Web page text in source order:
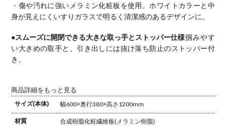
・傷や汚れに強いメラミン化粧板を使用。ホワイトカラーと中
身が見えにくいすりガラスで明るく清潔感のあるデザインに。
●スムーズに開閉できる大きな取っ手とストッパー仕様掴みやす
い大きめの取手と、引き出しには抜け落ち防止のストッパー付
き。
商品詳細をもっと見る
サイズ(本体)
幅600×奥行380×高さ1200mm
材質 合成樹脂化粧繊維板(メラミン樹脂)